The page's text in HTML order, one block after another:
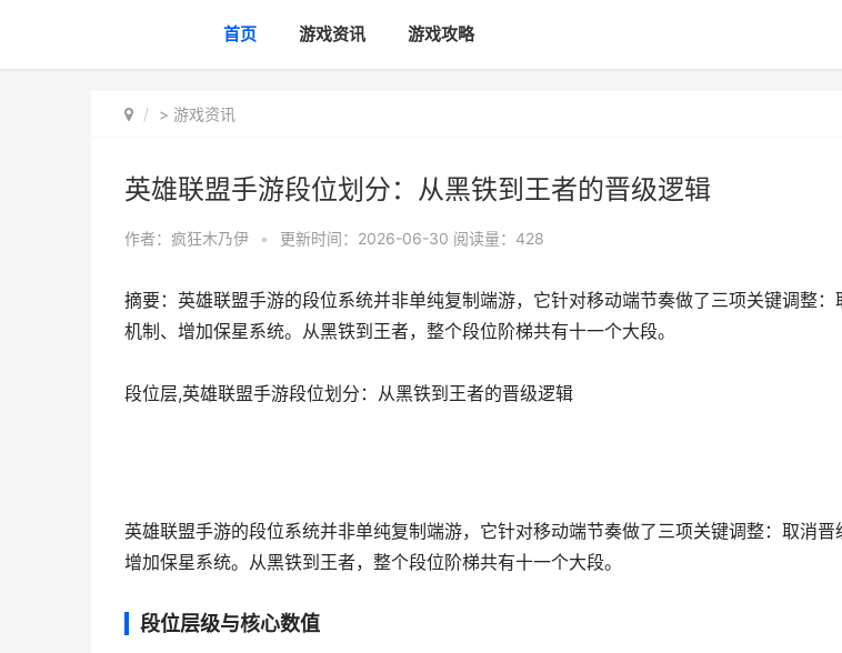
首页 游戏资讯 游戏攻略
> 游戏资讯
英雄联盟手游段位划分：从黑铁到王者的晋级逻辑
作者： 疯狂木乃伊 • 更新时间：2026-06-30 阅读量：428
摘要：英雄联盟手游的段位系统并非单纯复制端游，它针对移动端节奏做了三项关键调整：
机制、增加保星系统。从黑铁到王者，整个段位阶梯共有十一个大段。
段位层,英雄联盟手游段位划分：从黑铁到王者的晋级逻辑
英雄联盟手游的段位系统并非单纯复制端游，它针对移动端节奏做了三项关键调整：取消晋
增加保星系统。从黑铁到王者，整个段位阶梯共有十一个大段。
段位层级与核心数值